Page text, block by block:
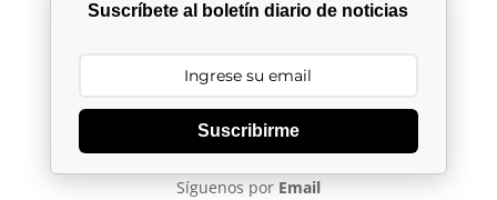
Suscríbete al boletín diario de noticias
Suscribirme
Síguenos por Email